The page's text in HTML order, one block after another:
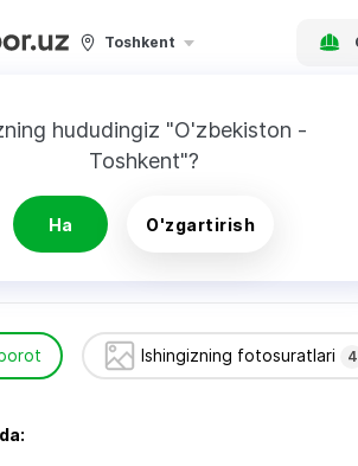
Toshkent
hududingiz "O'zbekiston -
Toshkent"?
Ha O'zgartirish
Qurilish va ta’mirlash Usmonov
Ishingizning fotosuratlari 4